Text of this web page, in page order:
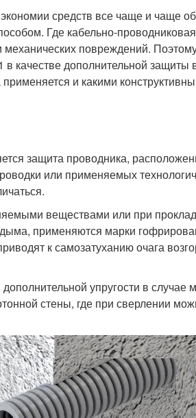
средств все чаще и чаще
Где кабельно-
повреждений.
качестве дополнительной защиты
и какими
защита проводника,
или применяемых
веществами или при
применяются марки
к самозатуханию очага
упругости в случае
стены, где при сверлении